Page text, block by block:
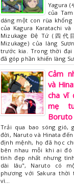
Yagura (
của
dáng một con rùa
của Kagura Karatachi
Mizukage Đệ Tứ (四代
Mizukage) của làng
trước kia. Trong thời đại
đã góp phần khiến làng
Cảm
và
cha vĩ
mẹ
Boruto
Trải qua bao sóng gió,
đời, Naruto và Hinata
định mệnh, họ đã học
bên nhau mỗi khi ai đó
tình đẹp nhất nhưng
dài lâu", Naruto có
phương với Sakura
vì…